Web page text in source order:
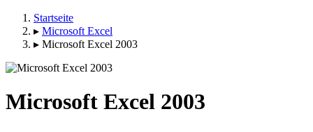
Startseite
▸ Microsoft Excel
▸ Microsoft Excel 2003
Microsoft Excel 2003